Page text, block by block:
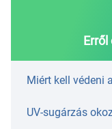
Miért kell védeni
UV-sugárzás